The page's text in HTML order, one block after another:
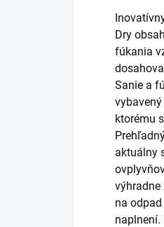
Dry
fúkania
Sanie a
ktorému
aktuálny
výhradne
na
naplnení.